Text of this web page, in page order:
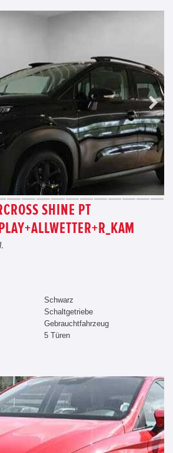
SHINE PT
Schwarz
Schaltgetriebe
Gebrauchtfahrzeug
5 Türen